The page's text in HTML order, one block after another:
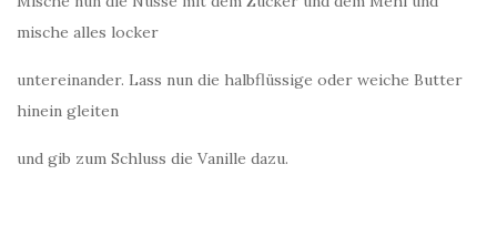
mische alles locker
untereinander. Lass nun die halbflüssige oder weiche Butter
hinein gleiten
und gib zum Schluss die Vanille dazu.